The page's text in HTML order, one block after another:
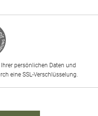
persönlichen Daten und
eine SSL-Verschlüsselung.